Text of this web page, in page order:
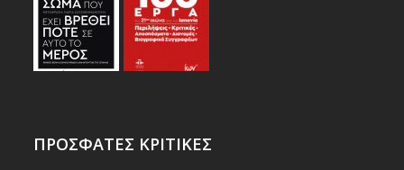
ΠΡΟΣΦΑΤΕΣ ΚΡΙΤΙΚΕΣ